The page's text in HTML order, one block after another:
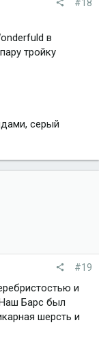
#18
в
тройку
серый
#19
и
Барс был
шерсть и